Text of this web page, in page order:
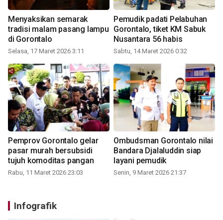
Menyaksikan semarak
tradisi malam pasang lampu
di Gorontalo
Selasa, 17 Maret 2026 3:11
Pemudik padati Pelabuhan
Gorontalo, tiket KM Sabuk
Nusantara 56 habis
Sabtu, 14 Maret 2026 0:32
Pemprov Gorontalo gelar
pasar murah bersubsidi
tujuh komoditas pangan
Rabu, 11 Maret 2026 23:03
Ombudsman Gorontalo nilai
Bandara Djalaluddin siap
layani pemudik
Senin, 9 Maret 2026 21:37
Infografik